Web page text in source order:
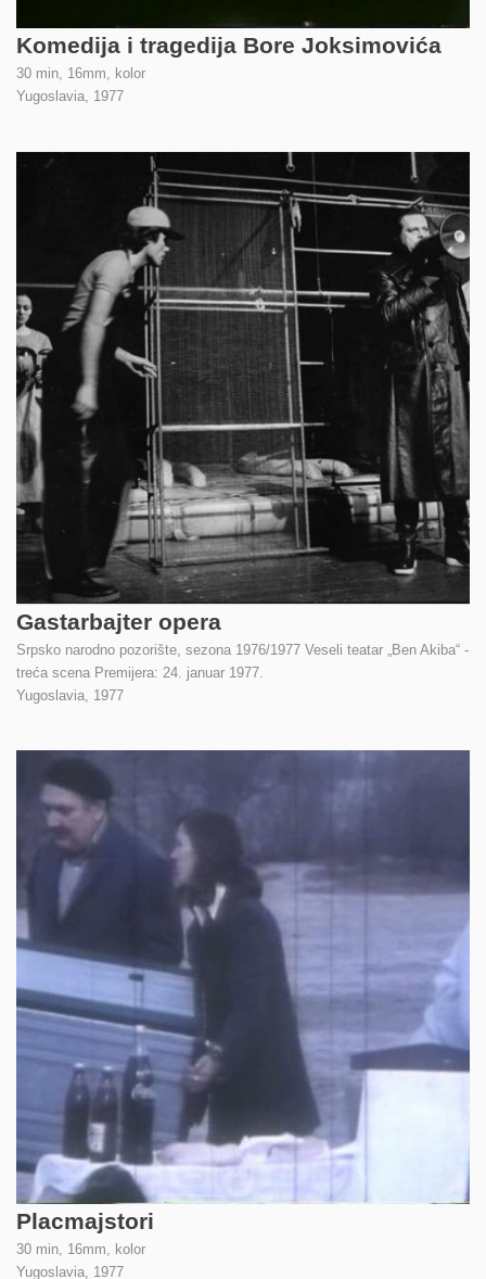
Komedija i tragedija Bore Joksimovića
30 min, 16mm, kolor
Yugoslavia, 1977
Gastarbajter opera
Srpsko narodno pozorište, sezona 1976/1977 Veseli teatar „Ben Akiba“ -
treća scena Premijera: 24. januar 1977.
Yugoslavia, 1977
Placmajstori
30 min, 16mm, kolor
Yugoslavia, 1977